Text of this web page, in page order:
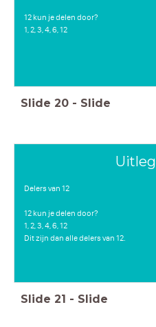
12 kun je delen door?
1, 2, 3, 4, 6, 12
Slide 20 - Slide
Uitleg
Delers van 12
12 kun je delen door?
1, 2, 3, 4, 6, 12
Dit zijn dan alle delers van 12.
Slide 21 - Slide